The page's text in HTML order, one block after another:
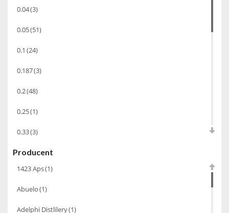
Pastis(3)
Miniaturki
Tequila
Brandy
Pisco
0.04(3)
0.05(51)
0.1 (24)
0.187(3)
0.2(48)
0.25(1)
0.33(3)
0.35(53)
0.375 (28)
0.5(213)
Producent
1423 Aps(1)
Abuelo(1)
Adelphi Distlilery(1)